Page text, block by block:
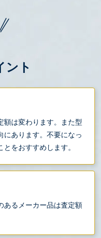
ント
額は変わります。また型
にあります。不要になっ
をおすすめします。
あるメーカー品は査定額